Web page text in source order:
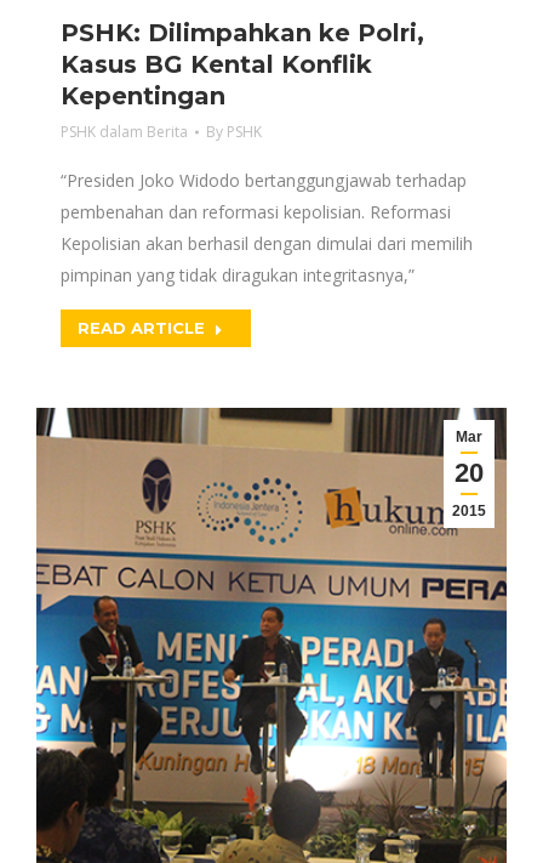
PSHK: Dilimpahkan ke Polri,
Kasus BG Kental Konflik
Kepentingan
PSHK dalam Berita By PSHK
“Presiden Joko Widodo bertanggungjawab terhadap
pembenahan dan reformasi kepolisian. Reformasi
Kepolisian akan berhasil dengan dimulai dari memilih
pimpinan yang tidak diragukan integritasnya,”
READ ARTICLE
Mar
20
2015